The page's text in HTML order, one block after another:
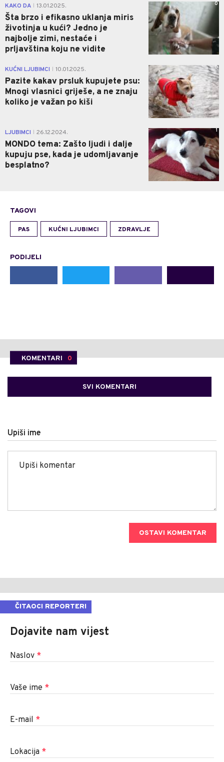
KAKO DA 13.01.2025.
Šta brzo i efikasno uklanja miris
životinja u kući? Jedno je
najbolje zimi, nestaće i
prljavština koju ne vidite
0
KUĆNI LJUBIMCI 10.01.2025.
Pazite kakav prsluk kupujete psu:
Mnogi vlasnici griješe, a ne znaju
koliko je važan po kiši
0
LJUBIMCI 26.12.2024.
MONDO tema: Zašto ljudi i dalje
kupuju pse, kada je udomljavanje
besplatno?
1
TAGOVI
PAS KUĆNI LJUBIMCI ZDRAVLJE
PODIJELI
KOMENTARI 0
SVI KOMENTARI
Upiši ime
OSTAVI KOMENTAR
ČITAOCI REPORTERI
Dojavite nam vijest
Naslov *
Vaše ime *
E-mail *
Lokacija *